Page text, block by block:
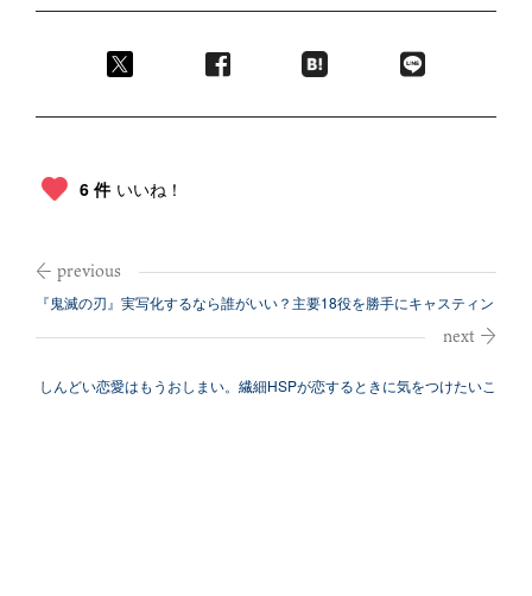
6 件 いいね！
『鬼滅の刃』実写化するなら誰がいい？主要18役を勝手にキャスティン
しんどい恋愛はもうおしまい。繊細HSPが恋するときに気をつけたいこ